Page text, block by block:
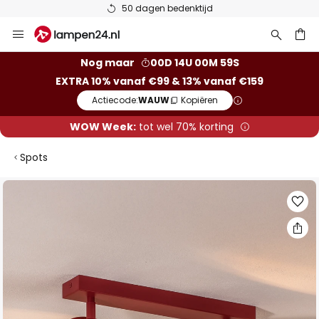
50 dagen bedenktijd
naar
Nog maar
00D 14U 00M 58S
EXTRA 10% vanaf €99 & 13% vanaf €159
Actiecode:WAUW Kopiëren
WOW Week:tot wel 70% korting
Spots
Ga
de
afbeeldingen-
gallerij